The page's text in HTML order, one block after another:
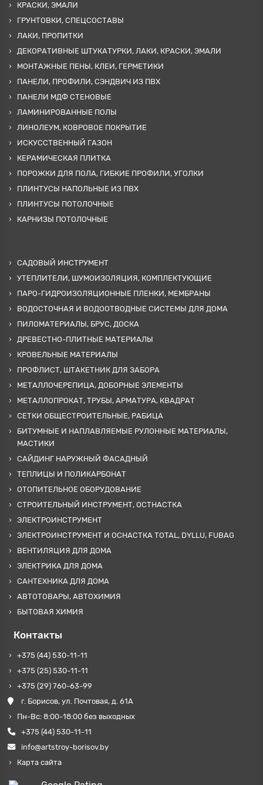
КРАСКИ, ЭМАЛИ
ГРУНТОВКИ, СПЕЦСОСТАВЫ
ЛАКИ, ПРОПИТКИ
ДЕКОРАТИВНЫЕ ШТУКАТУРКИ, ЛАКИ, КРАСКИ, ЭМАЛИ
МОНТАЖНЫЕ ПЕНЫ, КЛЕИ, ГЕРМЕТИКИ
ПАНЕЛИ, ПРОФИЛИ, СЭНДВИЧ ИЗ ПВХ
ПАНЕЛИ МДФ СТЕНОВЫЕ
ЛАМИНИРОВАННЫЕ ПОЛЫ
ЛИНОЛЕУМ, КОВРОВОЕ ПОКРЫТИЕ
ИСКУССТВЕННЫЙ ГАЗОН
КЕРАМИЧЕСКАЯ ПЛИТКА
ПОРОЖКИ ДЛЯ ПОЛА, ГИБКИЕ ПРОФИЛИ, УГОЛКИ
ПЛИНТУСЫ НАПОЛЬНЫЕ ИЗ ПВХ
ПЛИНТУСЫ ПОТОЛОЧНЫЕ
КАРНИЗЫ ПОТОЛОЧНЫЕ
САДОВЫЙ ИНСТРУМЕНТ
УТЕПЛИТЕЛИ, ШУМОИЗОЛЯЦИЯ, КОМПЛЕКТУЮЩИЕ
ПАРО-ГИДРОИЗОЛЯЦИОННЫЕ ПЛЕНКИ, МЕМБРАНЫ
ВОДОСТОЧНАЯ И ВОДООТВОДНЫЕ СИСТЕМЫ ДЛЯ ДОМА
ПИЛОМАТЕРИАЛЫ, БРУС, ДОСКА
ДРЕВЕСТНО-ПЛИТНЫЕ МАТЕРИАЛЫ
КРОВЕЛЬНЫЕ МАТЕРИАЛЫ
ПРОФЛИСТ, ШТАКЕТНИК ДЛЯ ЗАБОРА
МЕТАЛЛОЧЕРЕПИЦА, ДОБОРНЫЕ ЭЛЕМЕНТЫ
МЕТАЛЛОПРОКАТ, ТРУБЫ, АРМАТУРА, КВАДРАТ
СЕТКИ ОБЩЕСТРОИТЕЛЬНЫЕ, РАБИЦА
БИТУМНЫЕ И НАПЛАВЛЯЕМЫЕ РУЛОННЫЕ МАТЕРИАЛЫ,
МАСТИКИ
САЙДИНГ НАРУЖНЫЙ ФАСАДНЫЙ
ТЕПЛИЦЫ И ПОЛИКАРБОНАТ
ОТОПИТЕЛЬНОЕ ОБОРУДОВАНИЕ
СТРОИТЕЛЬНЫЙ ИНСТРУМЕНТ, ОСТНАСТКА
ЭЛЕКТРОИНСТРУМЕНТ
ЭЛЕКТРОИНСТРУМЕНТ И ОСНАСТКА TOTAL, DYLLU, FUBAG
ВЕНТИЛЯЦИЯ ДЛЯ ДОМА
ЭЛЕКТРИКА ДЛЯ ДОМА
САНТЕХНИКА ДЛЯ ДОМА
АВТОТОВАРЫ, АВТОХИМИЯ
БЫТОВАЯ ХИМИЯ
Контакты
+375 (44) 530-11-11
+375 (25) 530-11-11
+375 (29) 760-63-99
г. Борисов, ул. Почтовая, д. 61А
Пн-Вс: 8:00-18:00 без выходных
+375 (44) 530-11-11
info@artstroy-borisov.by
Карта сайта